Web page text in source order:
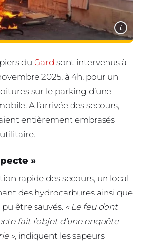
i
du Gard sont intervenus à
2025, à 4h, pour un
sur le parking d’une
A l’arrivée des secours,
entièrement embrasés
»
rapide des secours, un local
des hydrocarbures ainsi que
être sauvés. « Le feu dont
fait l’objet d’une enquête
», indiquent les sapeurs